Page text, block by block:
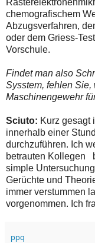
chemografischem
Abzugsverfahren,
oder dem Griess-
Vorschule.
Findet man also
Sysstem, fehlen Sie,
Maschinengewehr
Sciuto: Kurz gesagt
innerhalb einer
durchzuführen. Ich
betrauten Kollegen
simple
Gerüchte und
immer verstummen
vorgenommen. Ich
ppq